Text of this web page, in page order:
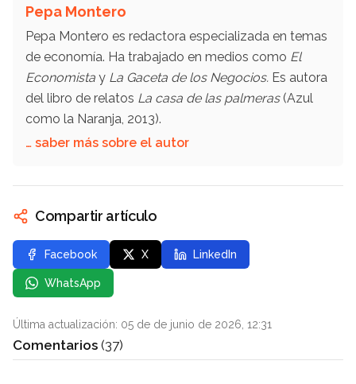
Pepa Montero
Pepa Montero es redactora especializada en temas
de economía. Ha trabajado en medios como El
Economista y La Gaceta de los Negocios. Es autora
del libro de relatos La casa de las palmeras(Azul
como la Naranja, 2013).
… saber más sobre el autor
Compartir artículo
Facebook X LinkedIn
WhatsApp
Última actualización: 05 de de junio de 2026, 12:31
Comentarios (37)